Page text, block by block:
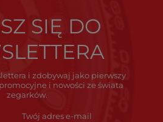
SIĘ DO
i zdobywaj jako pierwszy
i nowości ze świata
zegarków.